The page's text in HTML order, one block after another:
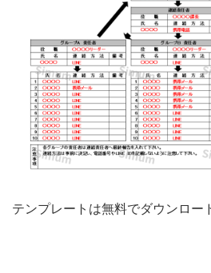
絡
網
の
テ
ン
プ
ー
テンプレートは無料でダウンロー